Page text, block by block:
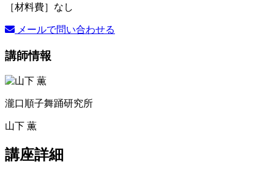
［材料費］なし
メールで問い合わせる
講師情報
瀧口順子舞踊研究所
山下 薫
講座詳細